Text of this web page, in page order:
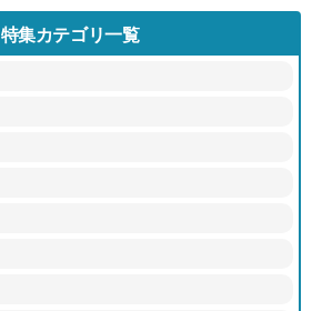
特集カテゴリ一覧